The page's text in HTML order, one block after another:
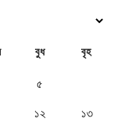
বুধ বৃহ
৫
১২ ১৩